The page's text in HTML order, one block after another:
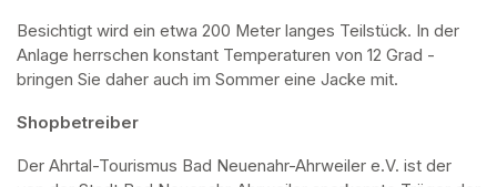
Besichtigt wird ein etwa 200 Meter langes Teilstück. In der
Anlage herrschen konstant Temperaturen von 12 Grad -
bringen Sie daher auch im Sommer eine Jacke mit.
Shopbetreiber
Der Ahrtal-Tourismus Bad Neuenahr-Ahrweiler e.V. ist der